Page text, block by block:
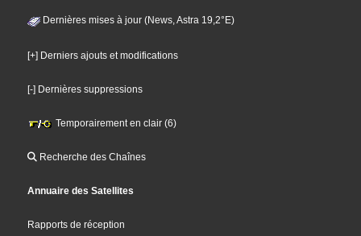
Dernières mises à jour (News, Astra 19,2°E)
[+] Derniers ajouts et modifications
[-] Dernières suppressions
Temporairement en clair (6)
Recherche des Chaînes
Annuaire des Satellites
Rapports de réception